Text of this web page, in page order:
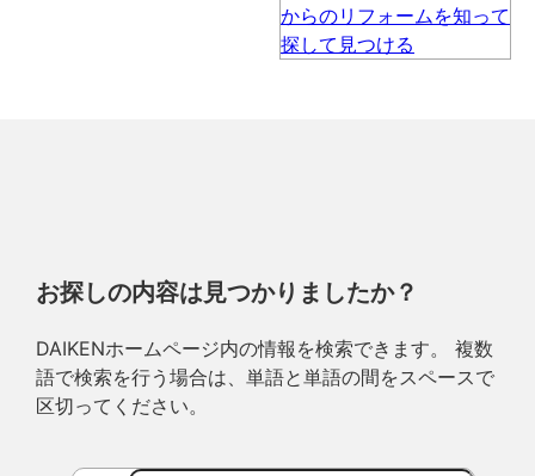
お探しの内容は見つかりましたか？
DAIKENホームページ内の情報を検索できます。 複数
語で検索を行う場合は、単語と単語の間をスペースで
区切ってください。